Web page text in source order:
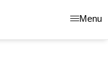
Menu